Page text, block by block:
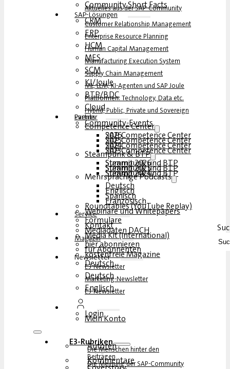
Fußball in Echtzeit
Ab sofort ist SAP offizieller Premium-Partner des Deutschen
Nationalmannschaft präsent sein, bei Pressekonferenzen, auf